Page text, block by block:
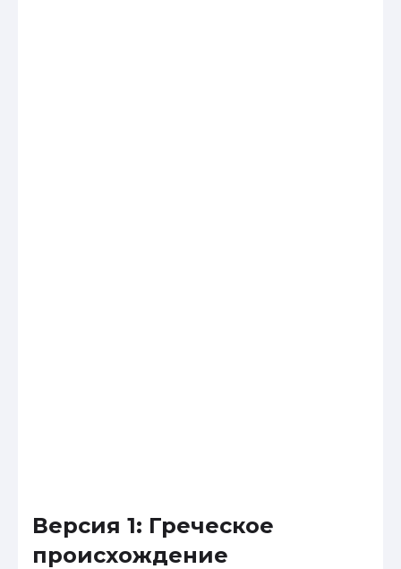
Версия 1: Греческое
происхождение